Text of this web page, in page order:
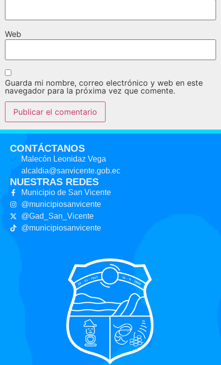
Web
Guarda mi nombre, correo electrónico y web en este
navegador para la próxima vez que comente.
CONTÁCTANOS
Malecón Leonidaz Vega
alcaldia@sanvicente.gob.ec
NUESTRAS REDES
Municipio de San Vicente
@municipiosanvicente
@Gad_San_Vicente
@municipiosanvicente